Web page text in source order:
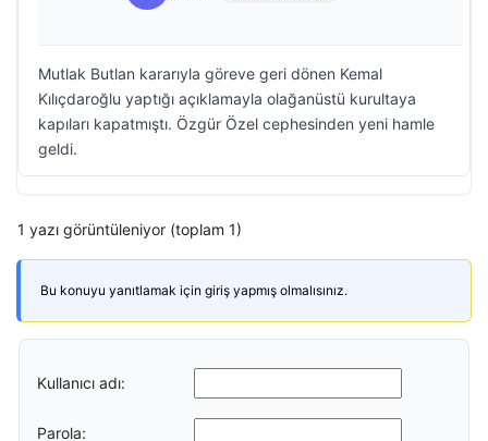
Mutlak Butlan kararıyla göreve geri dönen Kemal
Kılıçdaroğlu yaptığı açıklamayla olağanüstü kurultaya
kapıları kapatmıştı. Özgür Özel cephesinden yeni hamle
geldi.
1 yazı görüntüleniyor (toplam 1)
Bu konuyu yanıtlamak için giriş yapmış olmalısınız.
Kullanıcı adı:
Parola: